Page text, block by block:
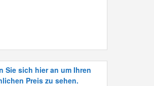
Sie sich hier an um Ihren
Preis zu sehen.